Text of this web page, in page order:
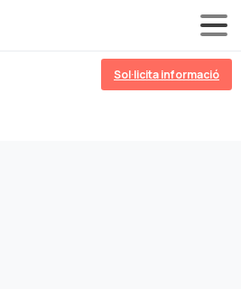
Sol·licita informació